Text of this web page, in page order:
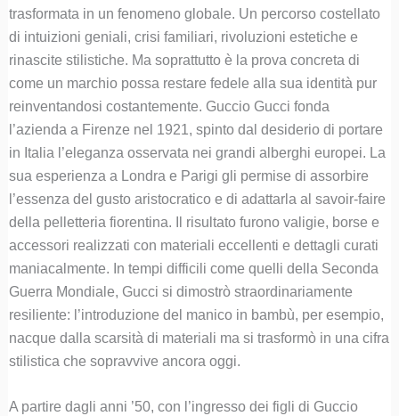
trasformata in un fenomeno globale. Un percorso costellato
di intuizioni geniali, crisi familiari, rivoluzioni estetiche e
rinascite stilistiche. Ma soprattutto è la prova concreta di
come un marchio possa restare fedele alla sua identità pur
reinventandosi costantemente. Guccio Gucci fonda
l’azienda a Firenze nel 1921, spinto dal desiderio di portare
in Italia l’eleganza osservata nei grandi alberghi europei. La
sua esperienza a Londra e Parigi gli permise di assorbire
l’essenza del gusto aristocratico e di adattarla al savoir-faire
della pelletteria fiorentina. Il risultato furono valigie, borse e
accessori realizzati con materiali eccellenti e dettagli curati
maniacalmente. In tempi difficili come quelli della Seconda
Guerra Mondiale, Gucci si dimostrò straordinariamente
resiliente: l’introduzione del manico in bambù, per esempio,
nacque dalla scarsità di materiali ma si trasformò in una cifra
stilistica che sopravvive ancora oggi.
A partire dagli anni ’50, con l’ingresso dei figli di Guccio